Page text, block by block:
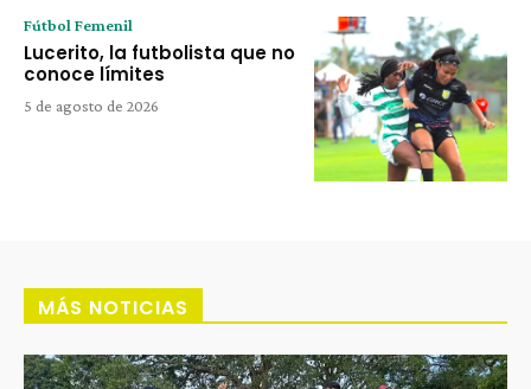
Fútbol Femenil
Lucerito, la futbolista que no
conoce límites
5 de agosto de 2026
MÁS NOTICIAS